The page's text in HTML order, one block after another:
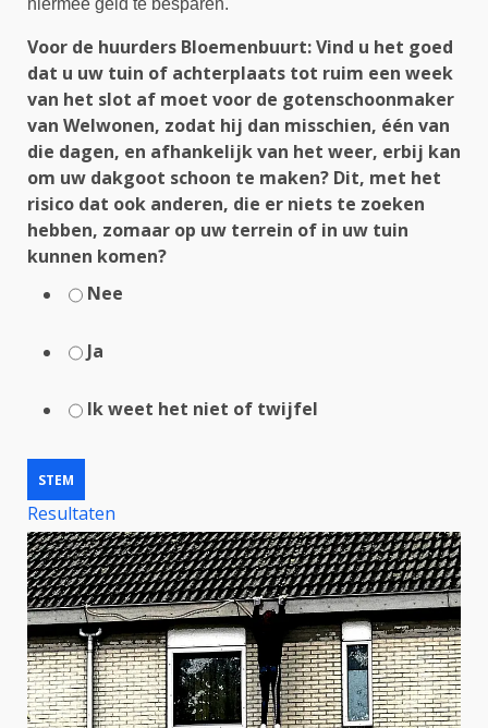
hiermee geld te besparen.
Voor de huurders Bloemenbuurt: Vind u het goed
dat u uw tuin of achterplaats tot ruim een week
van het slot af moet voor de gotenschoonmaker
van Welwonen, zodat hij dan misschien, één van
die dagen, en afhankelijk van het weer, erbij kan
om uw dakgoot schoon te maken? Dit, met het
risico dat ook anderen, die er niets te zoeken
hebben, zomaar op uw terrein of in uw tuin
kunnen komen?
Nee
Ja
Ik weet het niet of twijfel
Resultaten